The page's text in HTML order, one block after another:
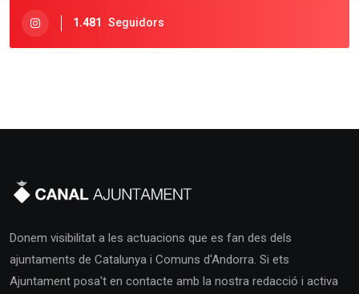
1.481 Seguidors
Donem visibilitat a les actuacions que es fan des dels
ajuntaments de Catalunya i Comuns d'Andorra. Si ets
Ajuntament posa't en contacte amb la nostra redacció i activa